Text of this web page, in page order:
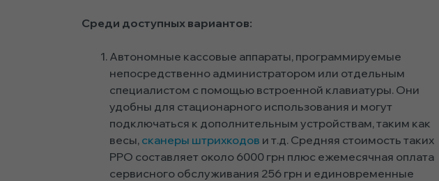
Среди доступных вариантов:
Автономные кассовые аппараты, программируемые
непосредственно администратором или отдельным
специалистом с помощью встроенной клавиатуры. Они
удобны для стационарного использования и могут
подключаться к дополнительным устройствам, таким как
весы, сканеры штрихкодов и т.д. Средняя стоимость таких
РРО составляет около 6000 грн плюс ежемесячная оплата
сервисного обслуживания 256 грн и единовременные